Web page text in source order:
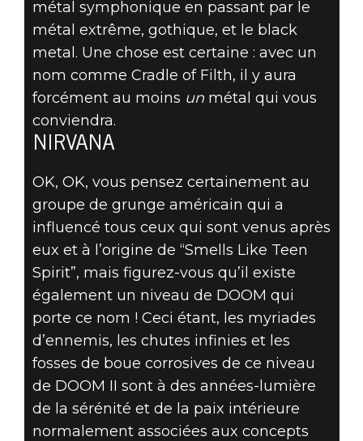
métal symphonique en passant par le
métal extrême, gothique, et le black
metal. Une chose est certaine : avec un
nom comme Cradle of Filth, il y aura
forcément au moins unmétal qui vous
conviendra.
NIRVANA
OK, OK, vous pensez certainement au
groupe de grunge américain qui a
influencé tous ceux qui sont venus après
eux et à l’origine de “Smells Like Teen
Spirit”, mais figurez-vous qu’il existe
également un niveau de DOOM qui
porte ce nom ! Ceci étant, les myriades
d’ennemis, les chutes infinies et les
fosses de boue corrosives de ce niveau
de DOOM II sont à des années-lumière
de la sérénité et de la paix intérieure
normalement associées aux concepts